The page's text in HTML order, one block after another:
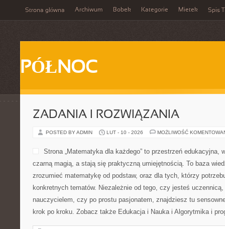
Strona główna Archiwum Bobek Kategorie Mietek Spis
PÓŁNOC
ZADANIA I ROZWIĄZANIA
POSTED BY ADMIN LUT - 10 - 2026 MOŻLIWOŚĆ
Strona „Matematyka dla każdego” to przestrzeń edukacyjna,
czarną magią, a stają się praktyczną umiejętnością. To baza
zrozumieć matematykę od podstaw, oraz dla tych, którzy
konkretnych tematów. Niezależnie od tego, czy jesteś
nauczycielem, czy po prostu pasjonatem, znajdziesz tu
krok po kroku. Zobacz także Edukacja i Nauka i Algorytmika i